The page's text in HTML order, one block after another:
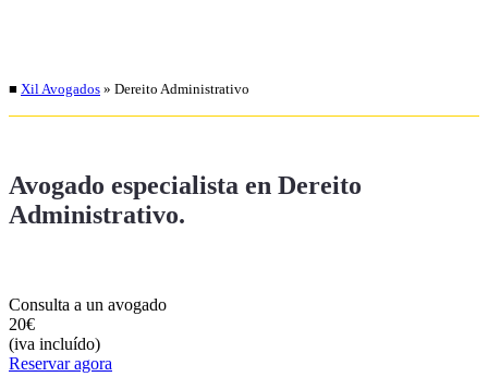
■ Xil Avogados » Dereito Administrativo
Avogado especialista en Dereito
Administrativo.
Consulta a un avogado
20€
(iva incluído)
Reservar agora